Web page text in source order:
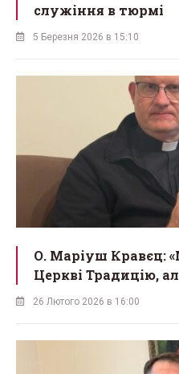
служіння в тюрмі
5 Березня 2026 в 15:10
О. Маріуш Кравєц:
Церкві Традицію,
26 Лютого 2026 в 16:00